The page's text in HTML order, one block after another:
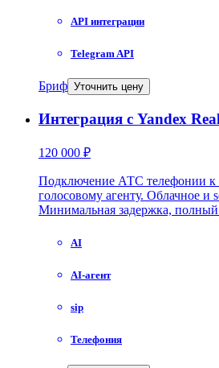
API интеграции
Telegram API
Бриф Уточнить цену
Интеграция с Yandex
120 000 ₽
Подключение АТС телефонии к
голосовому агенту. Облачное и
Минимальная задержка, полный
AI
AI-агент
sip
Телефония